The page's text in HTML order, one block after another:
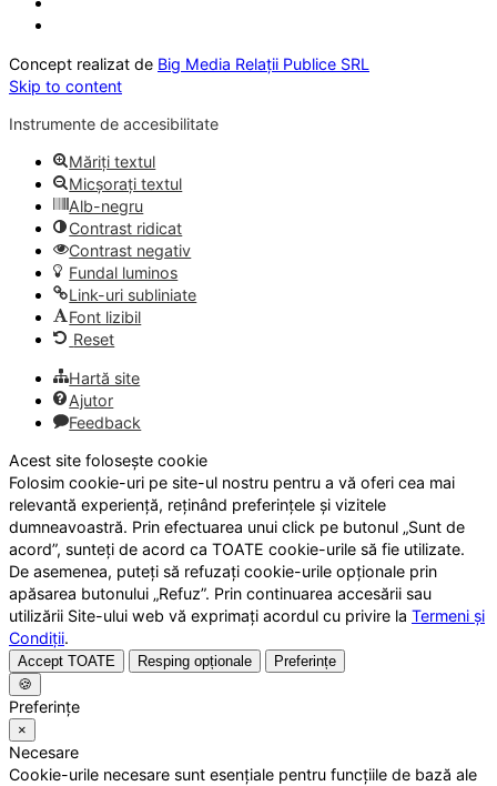
Concept realizat de Big Media Relații Publice SRL
Skip to content
Instrumente de accesibilitate
Măriți textul
Micșorați textul
Alb-negru
Contrast ridicat
Contrast negativ
Fundal luminos
Link-uri subliniate
Font lizibil
Reset
Hartă site
Ajutor
Feedback
Acest site folosește cookie
Folosim cookie-uri pe site-ul nostru pentru a vă oferi cea mai
relevantă experiență, reținând preferințele și vizitele
dumneavoastră. Prin efectuarea unui click pe butonul „Sunt de
acord”, sunteți de acord ca TOATE cookie-urile să fie utilizate.
De asemenea, puteți să refuzați cookie-urile opționale prin
apăsarea butonului „Refuz”. Prin continuarea accesării sau
utilizării Site-ului web vă exprimați acordul cu privire la Termeni și
Condiții.
Accept TOATE Resping opționale
Preferințe
🍪
Preferințe
×
Necesare
Cookie-urile necesare sunt esențiale pentru funcțiile de bază ale